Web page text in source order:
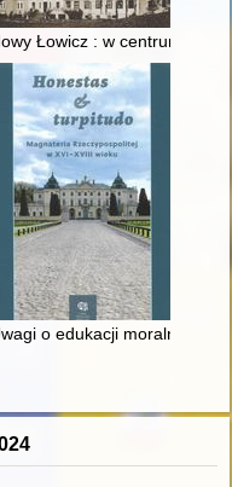
finansowy i
Łowicz : w centrum
Ślązaka
o edukacji moralnej